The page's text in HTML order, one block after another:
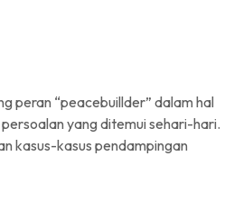
peran “peacebuillder” dalam hal
yang ditemui sehari-hari.
kasus-kasus pendampingan